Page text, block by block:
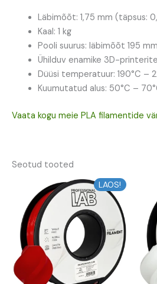
Läbimõõt: 1,75 mm (täpsus:
Kaal: 1 kg
Pooli suurus: läbimõõt 195
Ühilduv enamike 3D-
Düüsi temperatuur: 190°C –
Kuumutatud alus: 50°C –
Vaata kogu meie PLA filamentide
Seotud tooted
LAOS!